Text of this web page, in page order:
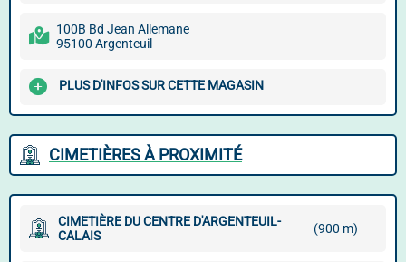
100B Bd Jean Allemane
95100 Argenteuil
PLUS D'INFOS SUR CETTE MAGASIN
CIMETIÈRES À PROXIMITÉ
CIMETIÈRE DU CENTRE D'ARGENTEUIL-
CALAIS
(900 m)